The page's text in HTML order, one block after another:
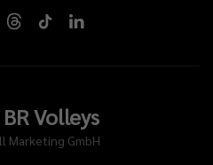
Volleys
Marketing GmbH